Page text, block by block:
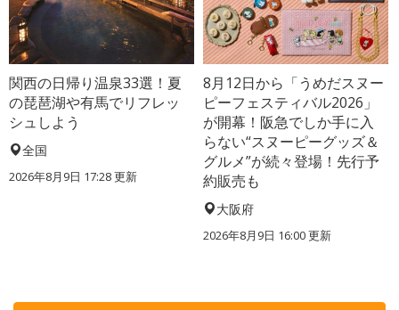
関西の日帰り温泉33選！夏
の琵琶湖や有馬でリフレッ
シュしよう
全国
2026年8月9日 17:28更新
8月12日から「うめだスヌー
ピーフェスティバル2026」
が開幕！阪急でしか手に入
らない“スヌーピーグッズ＆
グルメ”が続々登場！先行予
約販売も
大阪府
2026年8月9日 16:00更新